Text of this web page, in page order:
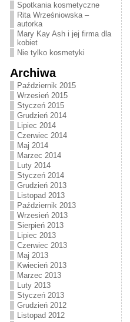
Spotkania kosmetyczne
Rita Wrześniowska –
autorka
Mary Kay Ash i jej firma dla
kobiet
Nie tylko kosmetyki
Archiwa
Październik 2015
Wrzesień 2015
Styczeń 2015
Grudzień 2014
Lipiec 2014
Czerwiec 2014
Maj 2014
Marzec 2014
Luty 2014
Styczeń 2014
Grudzień 2013
Listopad 2013
Październik 2013
Wrzesień 2013
Sierpień 2013
Lipiec 2013
Czerwiec 2013
Maj 2013
Kwiecień 2013
Marzec 2013
Luty 2013
Styczeń 2013
Grudzień 2012
Listopad 2012